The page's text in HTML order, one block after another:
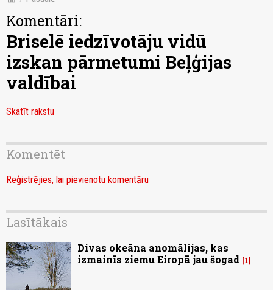
Komentāri:
Briselē iedzīvotāju vidū
izskan pārmetumi Beļģijas
valdībai
Skatīt rakstu
Komentēt
Reģistrējies, lai pievienotu komentāru
Lasītākais
Divas okeāna anomālijas, kas
izmainīs ziemu Eiropā jau šogad 1